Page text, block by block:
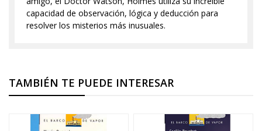
capacidad de observación, lógica y deducción para
resolver los misterios más inusuales.
TAMBIÉN TE PUEDE INTERESAR